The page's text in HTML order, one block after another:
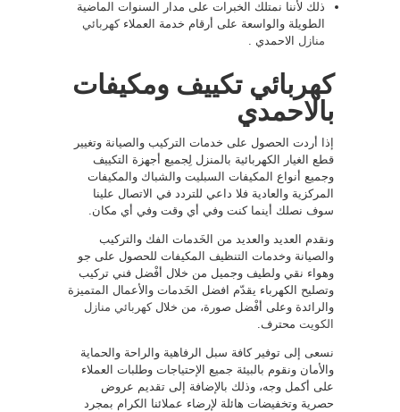
ذلك لأننا نمتلك الخبرات على مدار السنوات الماضية
الطويلة والواسعة على أرقام خدمة العملاءكهربائي
منازل الاحمدي .
كهربائي تكييف ومكيفات
بالاحمدي
إذا أردت الحصول على خدمات التركيب والصيانة وتغيير
قطع الغيار الكهربائية بالمنزل لِجميع أجهزة التكييف
وجميع أنواع المكيفات السبليت والشباك والمكيفات
المركزية والعادية فلا داعي للتردد في الاتصال علينا
سوف نصلك أينما كنت وفي أي وقت وفي أي مكان.
ونقدم العديد والعديد من الخَدمات الفك والتركيب
والصيانة وخدمات التنظيف المكيفات للحصول على جو
وهواء نقي ولطيف وجميل من خلال أفْضل فني تركيب
وتصليح الكهرباء يقدّم افضل الخَدمات والأعمال المتميزة
والرائدة وعلى أفْضل صورة، من خلالكهربائي منازل
الكويت محترف.
نسعى إلى توفير كافة سبل الرفاهية والراحة والحماية
والأمان ونقوم بالبيئة جميع الإحتياجات وطلبات العملاء
على أكمل وجه، وذلك بالإضافة إلى تقديم عروض
حصرية وتخفيضات هائلة لإرضاء عملائنا الكرام بمجرد